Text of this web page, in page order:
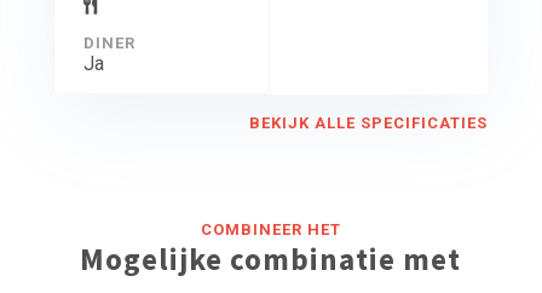
DINER
Ja
BEKIJK ALLE SPECIFICATIES
COMBINEER HET
Mogelijke combinatie met